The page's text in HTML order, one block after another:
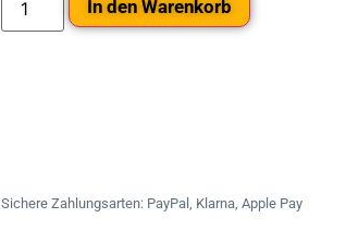
In den Warenkorb
Sichere Zahlungsarten: PayPal, Klarna, Apple Pay